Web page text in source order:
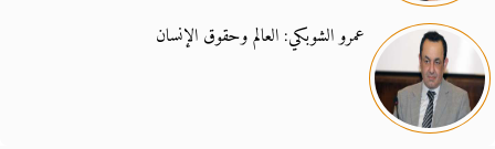
عمرو الشوبكي: العالم وحقوق الإنسان